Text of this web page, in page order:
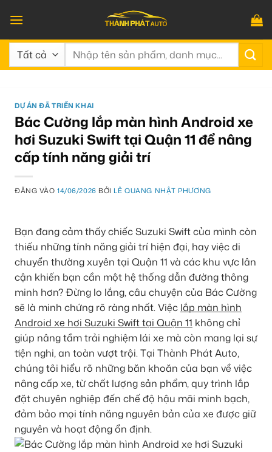
qua
nội
dung
Tìm
DỰ ÁN ĐÃ TRIỂN KHAI
Bác Cường lắp màn hình Android xe
hơi Suzuki Swift tại Quận 11 để nâng
cấp tính năng giải trí
ĐĂNG VÀO14/06/2026 BỞI LÊ QUANG NHẬT PHƯƠNG
Bạn đang cảm thấy chiếc Suzuki Swift của mình còn
thiếu những tính năng giải trí hiện đại, hay việc di
chuyển thường xuyên tại Quận 11 và các khu vực lân
cận khiến bạn cần một hệ thống dẫn đường thông
minh hơn? Đừng lo lắng, câu chuyện của Bác Cường
sẽ là minh chứng rõ ràng nhất. Việc lắp màn hình
Android xe hơi Suzuki Swift tại Quận 11 không chỉ
giúp nâng tầm trải nghiệm lái xe mà còn mang lại sự
tiện nghi, an toàn vượt trội. Tại Thành Phát Auto,
chúng tôi hiểu rõ những băn khoăn của bạn về việc
nâng cấp xe, từ chất lượng sản phẩm, quy trình lắp
đặt chuyên nghiệp đến chế độ hậu mãi minh bạch,
đảm bảo mọi tính năng nguyên bản của xe được giữ
nguyên và hoạt động ổn định.